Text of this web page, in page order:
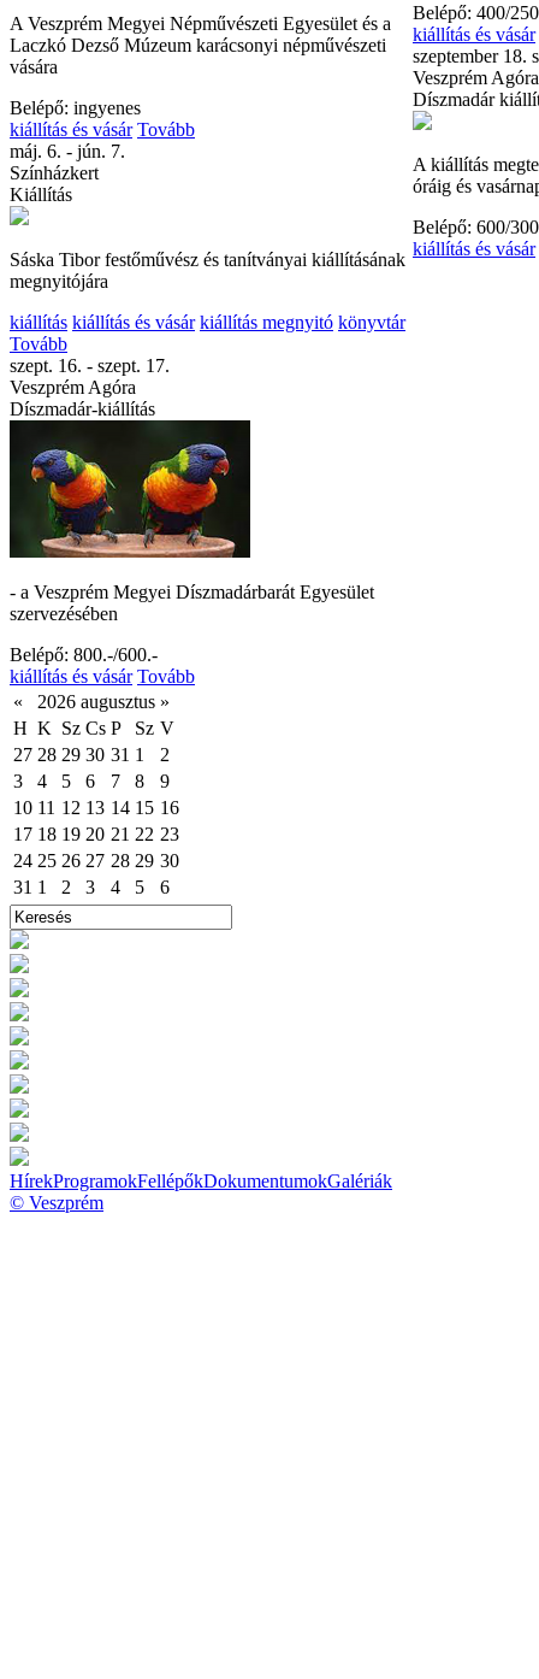
A Veszprém Megyei Népművészeti Egyesület és a
Laczkó Dezső Múzeum karácsonyi népművészeti
vására
Belépő: ingyenes
kiállítás és vásár Tovább
máj. 6. - jún. 7.
Színházkert
Kiállítás
Sáska Tibor festőművész és tanítványai kiállításának
megnyitójára
kiállítás kiállítás és vásár kiállítás megnyitó könyvtár
Tovább
szept. 16. - szept. 17.
Veszprém Agóra
Díszmadár-kiállítás
- a Veszprém Megyei Díszmadárbarát Egyesület
szervezésében
Belépő: 800.-/600.-
kiállítás és vásár Tovább
Belépő: 400/
kiállítás és vásár
szeptember 18.
Veszprém Agóra
Díszmadár
A kiállítás
óráig és
Belépő: 600/
kiállítás és vásár
« 2026 augusztus »
H K Sz Cs P Sz V
27 28 29 30 31 1
2
3
4 5 6 7 8
9
10 11 12 13 14 15 16
17 18 19 20 21 22 23
24 25 26 27 28 29 30
31 1 2 3 4 5 6
HírekProgramokFellépőkDokumentumokGalériák
© Veszprém